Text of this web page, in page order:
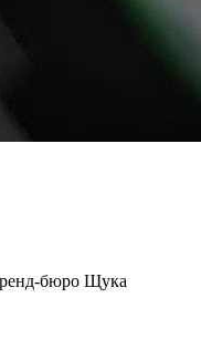
бюро Щука